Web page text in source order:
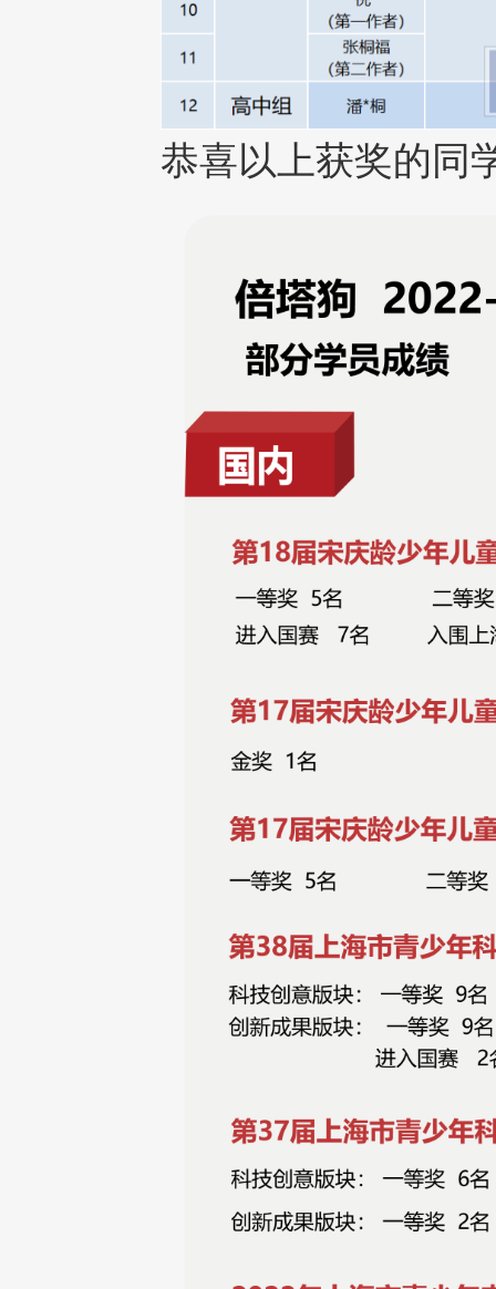
恭喜以上获奖的同